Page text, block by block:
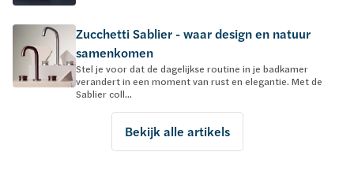
Zucchetti Sablier - waar design en natuur
samenkomen
Stel je voor dat de dagelijkse routine in je badkamer
verandert in een moment van rust en elegantie. Met de
Sablier coll...
Bekijk alle artikels